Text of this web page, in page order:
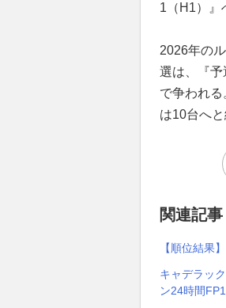
1（H1）』
2026年の
選は、『
で争われ
は10台へと
関連記事
【順位結果
キャデラッ
ン24時間